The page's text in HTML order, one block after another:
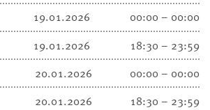
19.01.2026
00:00 – 00:00
19.01.2026
18:30 – 23:59
20.01.2026
00:00 – 00:00
20.01.2026
18:30 – 23:59